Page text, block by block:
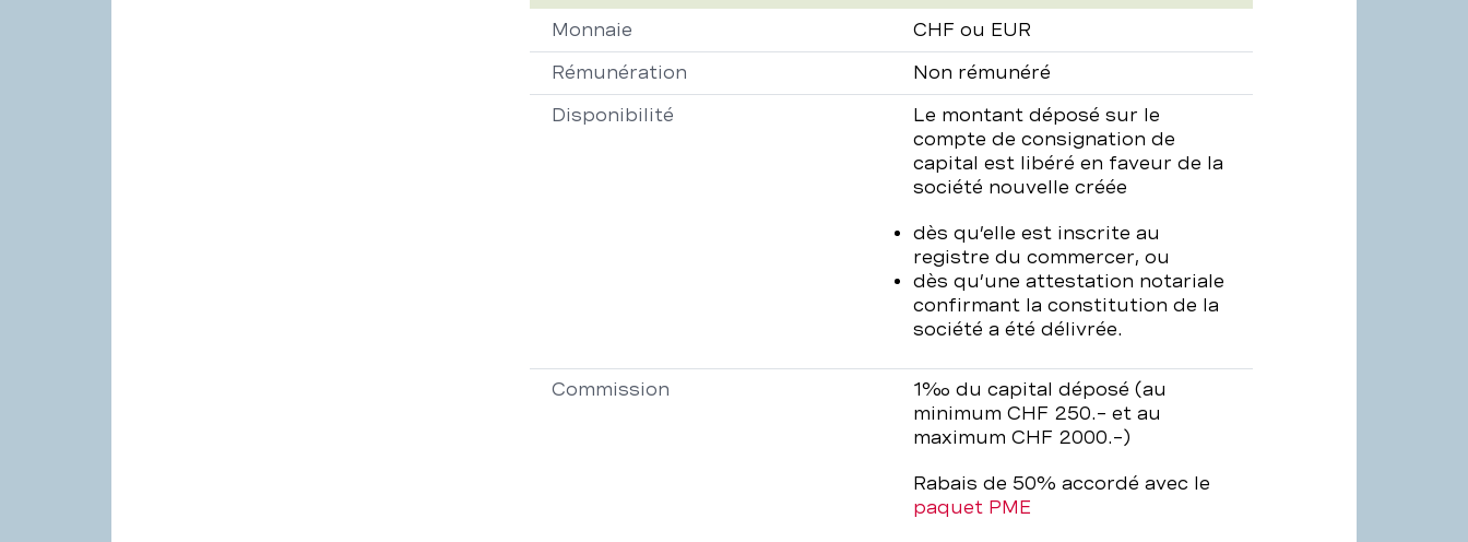
consignation
de
capital
Propriété Description
Monnaie CHF ou EUR
Rémunération Non rémunéré
Disponibilité
Le montant déposé sur le
compte de consignation de
capital est libéré en faveur de la
société nouvelle créée
dès qu’elle est inscrite au
registre du commercer, ou
dès qu’une attestation notariale
confirmant la constitution de la
société a été délivrée.
Commission
1‰ du capital déposé (au
minimum CHF 250.– et au
maximum CHF 2000.–)
Rabais de 50% accordé avec le
paquet PME